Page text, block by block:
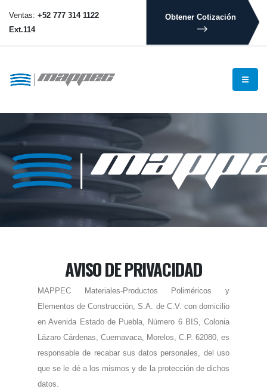
Ventas: +52 777 314 1122
Ext.114
Obtener Cotización
AVISO DE PRIVACIDAD
MAPPEC Materiales-Productos Poliméricos y
Elementos de Construcción, S.A. de C.V. con domicilio
en Avenida Estado de Puebla, Número 6 BIS, Colonia
Lázaro Cárdenas, Cuernavaca, Morelos, C.P. 62080, es
responsable de recabar sus datos personales, del uso
que se le dé a los mismos y de la protección de dichos
datos.